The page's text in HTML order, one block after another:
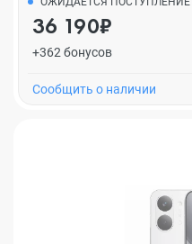
36 190₽
+362 бонусов
Cообщить о наличии